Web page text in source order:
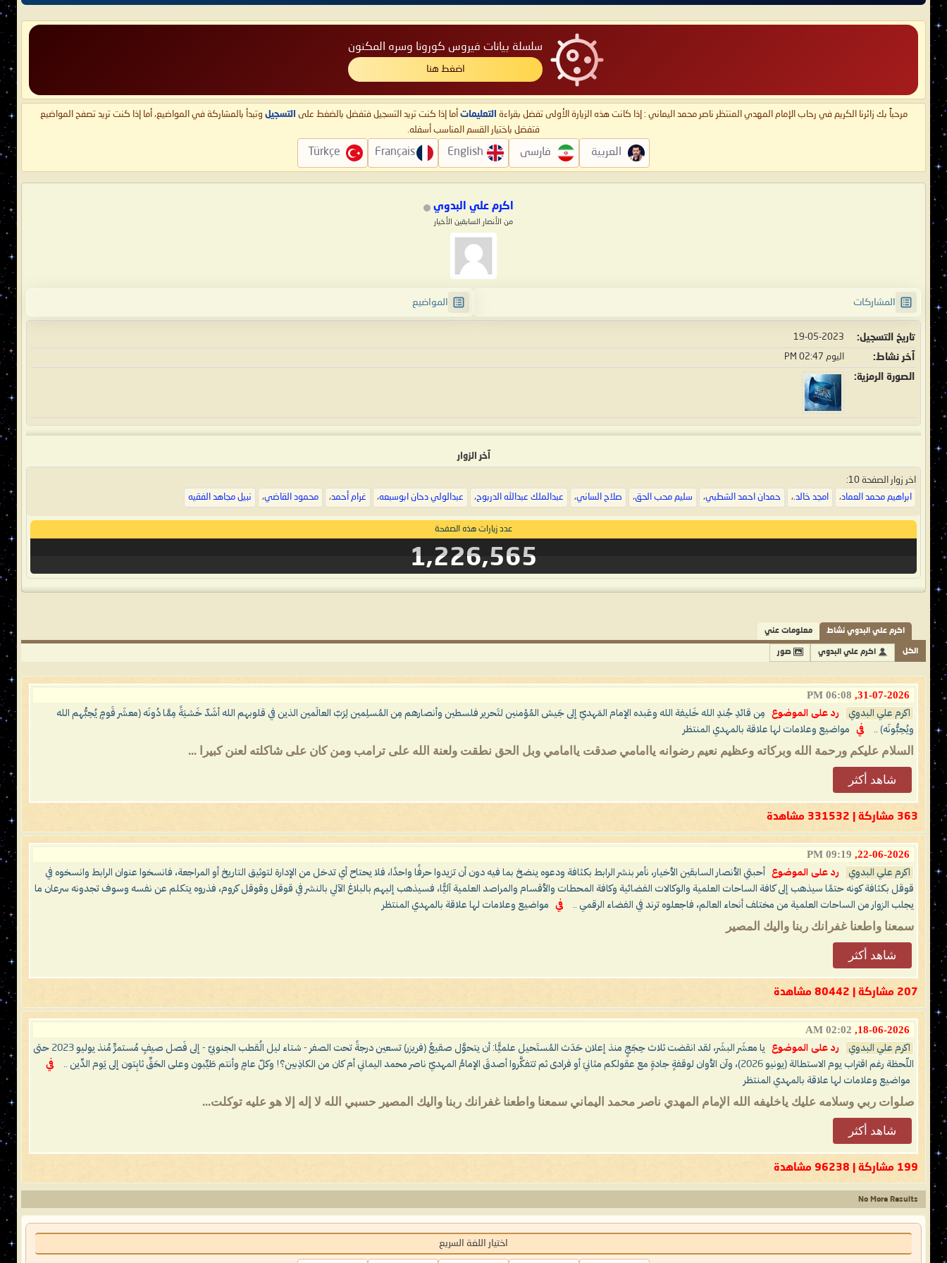
سلسلة بيانات فيروس كورونا وسره المكنون
اضغط هنا
مرحباً بك زائرنا الكريم في رحاب الإمام المهدي المنتظر ناصر محمد اليماني : إذا كانت هذه الزيارة الأولى تفضل بقراءة التعليمات أما إذا كنت تريد التسجيل فتفضل بالضغط على التسجيل وتبدأ بالمشاركة في المواضيع، أما إذا كنت تريد تصفح المواضيع
فتفضل باختيار القسم المناسب أسفله.
العربية فارسی English
Français
Türkçe
اكرم علي البدوي
من الأنصار السابقين الأخيار
المشاركات المواضيع
تاريخ التسجيل 19-05-2023
آخر نشاط اليوم 02:47 PM
الصورة الرمزية
آخر الزوار
اخر زوار الصفحة 10:
ابراهيم محمد العماد، امجد خالد.، حمدان احمد الشطبي، سليم محب الحق، صلاح الساني، عبدالملك عبدالله الدربوح، عبدالولي دحان ابوسبعه، غرام أحمد، محمود القاضي، نبيل مجاهد الفقيه
عدد زيارات هذه الصفحة
1,226,565
اكرم علي البدوي نشاط معلومات عني
الكل اكرم علي البدوي صور
31-07-2026,
06:08 PM
اكرم علي البدوي رد على الموضوع
مِن قائدِ جُندِ الله خَليفة الله وعَبده الإمام المَهديّ إلى جَيش المُؤمنين لتَحرير فلسطين وأنصارهم مِن المُسلِمين لِرَبّ العالَمين الذين في قلوبهم الله أشَدّ خَشيَةً مِمَّا دُونَه (معشَر قَومٍ يُحِبُّهم الله
ويُحِبُّونَه) ..
في مواضيع وعلامات لها علاقة بالمهدي المنتظر
السلام عليكم ورحمة الله وبركاته وعظيم نعيم رضوانه ياامامي صدقت ياامامي وبل الحق نطقت ولعنة الله على ترامب ومن كان على شاكلته لعنن كبيرا ...
شاهد أكثر
363 مشاركة | 331532 مشاهدة
22-06-2026,
09:19 PM
اكرم علي البدوي رد على الموضوع
أحبتي الأنصار السابقين الأخيار، نأمر بنشر الرابط بكثافة ودعوه ينضخ بما فيه دون أن تزيدوا حرفًا واحدًا، فلا يحتاح أي تدخل من الإدارة لتوثيق التاريخ أو المراجعة، فانسخوا عنوان الرابط وانسخوه في
قوقل بكثافة كونه حتمًا سيذهب إلى كافة الساحات العلمية والوكالات الفضائية وكافة المحطات والأقسام والمراصد العلمية آليًّا، فسيذهب إليهم بالبلاغ الآلي بالنشر في قوقل وقوقل كروم، فذروه يتكلم عن نفسه وسوف تجدونه سرعان ما
يجلب الزوار من الساحات العلمية من مختلف أنحاء العالم، فاجعلوه ترند في الفضاء الرقمي ..
في مواضيع وعلامات لها علاقة بالمهدي المنتظر
سمعنا واطعنا غفرانك ربنا واليك المصير
شاهد أكثر
207 مشاركة | 80442 مشاهدة
18-06-2026,
02:02 AM
اكرم علي البدوي رد على الموضوع
يا معشَر البشَر، لقد انقضت ثلاث حِجَجٍ منذ إعلان حَدَث المُستَحيل علميًّا: أن يتحوَّل صقيعُ (فريزر) تسعين درجةً تحت الصفر - شتاء ليل الُقطب الجنوبيّ - إلى فَصل صيفٍ مُستمرٍّ مُنذ يوليو 2023 حتى
اللّحظة رغم اقتراب يوم الاستطالة (يونيو 2026)، وآن الأوان لوقفةٍ جادةٍ مع عقولكم مثانيَ أو فرادى ثم تتفكَّروا أصدقَ الإمامُ المهديّ ناصر محمد اليماني أم كان من الكاذِبين؟! وكلّ عامٍ وأنتم طَيِّبون وعلى الحَقِّ ثابِتون إلى يَوم الدِّين ..
في
مواضيع وعلامات لها علاقة بالمهدي المنتظر
صلوات ربي وسلامه عليك ياخليفه الله الإمام المهدي ناصر محمد اليماني سمعنا واطعنا غفرانك ربنا واليك المصير حسبي الله لا إله إلا هو عليه توكلت...
شاهد أكثر
199 مشاركة | 96238 مشاهدة
No More Results
اختيار اللغة السريع